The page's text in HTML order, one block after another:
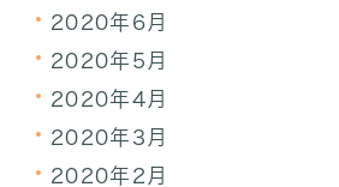
2020年6月
2020年5月
2020年4月
2020年3月
2020年2月